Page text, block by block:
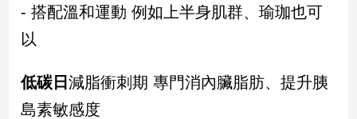
建
築/
內
設
計
- 搭配溫和運動 例如上半身肌群、瑜珈也可
以
低碳日減脂衝刺期 專門消內臟脂肪、提升胰
島素敏感度